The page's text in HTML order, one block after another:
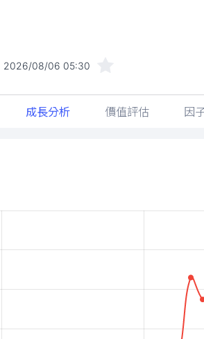
2026/08/06 05:30
成長分析 價值評估 因